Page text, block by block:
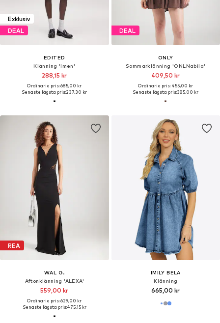
Exklusiv
DEAL
EDITED
Klänning 'Imen'
288,15 kr
Ordinarie pris: 685,00 kr
Senaste lägsta pris:237,30 kr
DEAL
ONLY
Sommarklänning 'ONLNabila'
409,50 kr
Ordinarie pris: 455,00 kr
Senaste lägsta pris:385,00 kr
REA
WAL G.
Aftonklänning 'ALEXA'
559,00 kr
Ordinarie pris: 629,00 kr
Senaste lägsta pris:475,15 kr
IMILY BELA
Klänning
665,00 kr